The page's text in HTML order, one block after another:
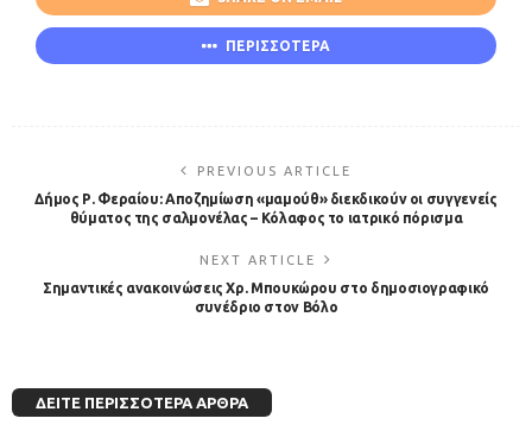
ΠΕΡΙΣΣΟΤΕΡΑ
PREVIOUS ARTICLE
Δήμος Ρ. Φεραίου: Αποζημίωση «μαμούθ» διεκδικούν οι συγγενείς
θύματος της σαλμονέλας – Κόλαφος το ιατρικό πόρισμα
NEXT ARTICLE
Σημαντικές ανακοινώσεις Χρ. Μπουκώρου στο δημοσιογραφικό
συνέδριο στον Βόλο
ΔΕΊΤΕ ΠΕΡΙΣΣΌΤΕΡΑ ΆΡΘΡΑ